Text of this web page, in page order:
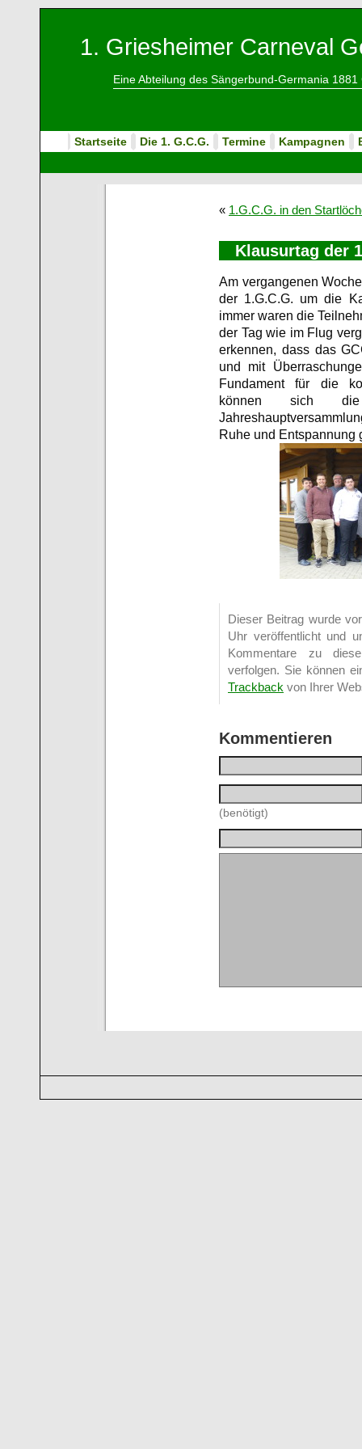
1. Griesheimer Carneval
Eine Abteilung des Sängerbund-Germania 1881
Startseite Die 1. G.C.G. Termine Kampagnen
« 1.G.C.G. in den
Klausurtag der
Am vergangenen
der 1.G.C.G. um die
immer waren die
der Tag wie im Flug
erkennen, dass das
und mit
Fundament für die
können sich die
Ruhe und Entspannung
Dieser Beitrag wurde
Uhr veröffentlicht und
Kommentare zu
verfolgen. Sie können
Trackback von Ihrer
Kommentieren
(benötigt)